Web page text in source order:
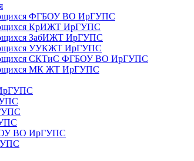
ФГБОУ ВО ИрГУПС
КрИЖТ ИрГУПС
ЗабИЖТ ИрГУПС
УУКЖТ ИрГУПС
СКТиС ФГБОУ ВО ИрГУПС
МК ЖТ ИрГУПС
ВО ИрГУПС